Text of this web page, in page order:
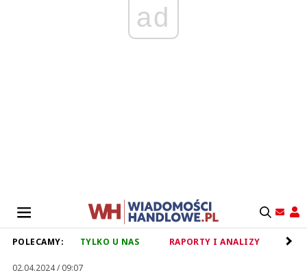
ad
POLECAMY: TYLKO U NAS RAPORTY I ANALIZY
02.04.2024 / 09:07